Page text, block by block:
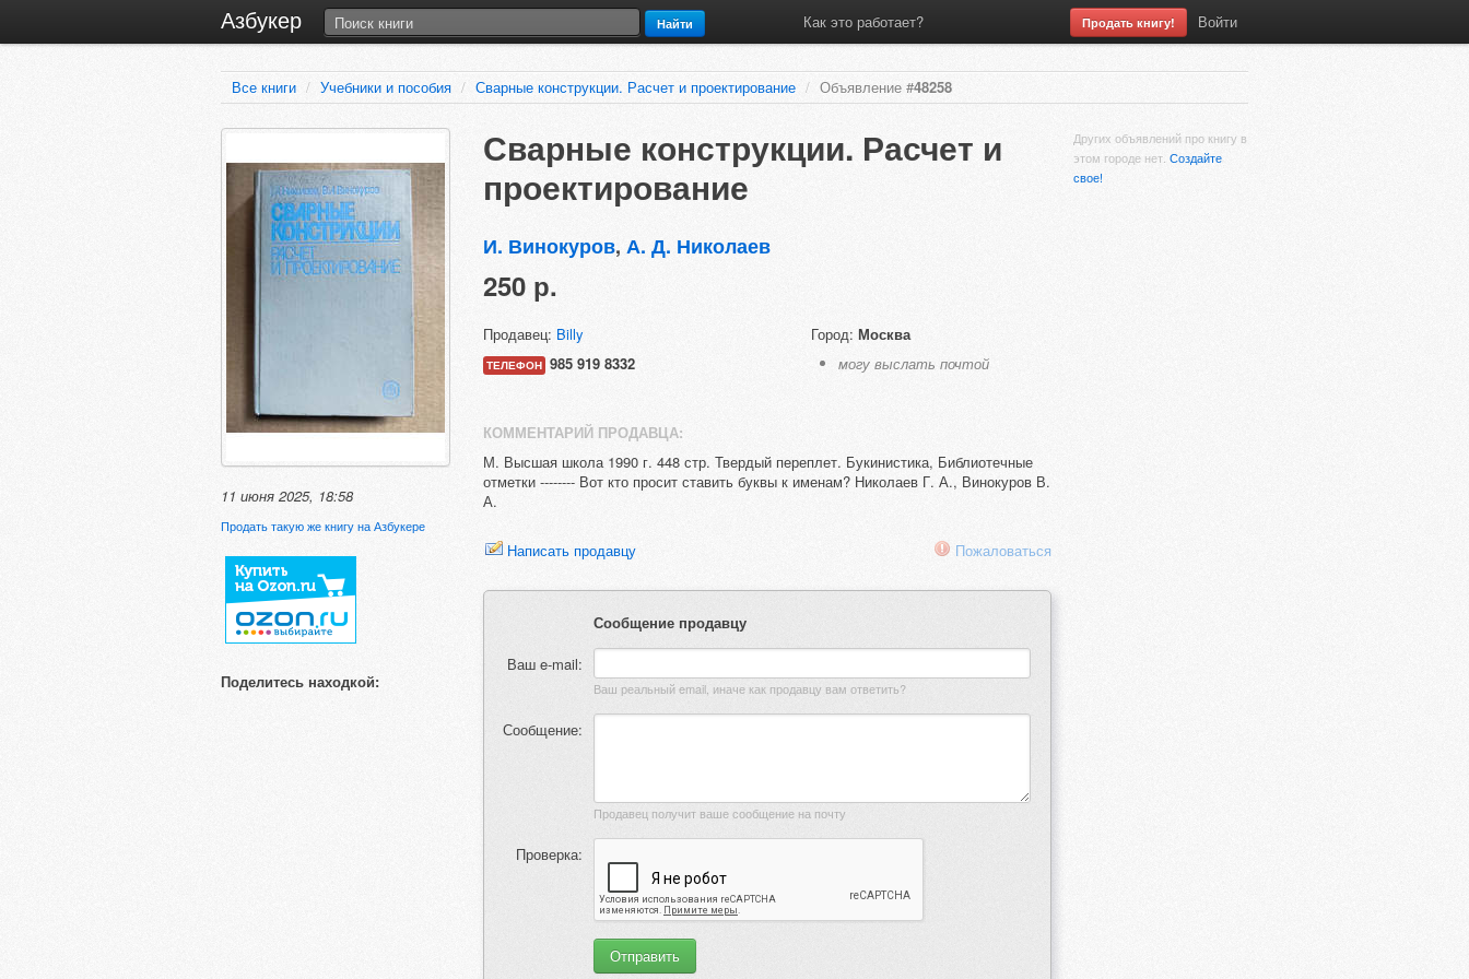
Азбукер Найти Как это работает? Продать книгу! Войти
Все книги / Учебники и пособия / Сварные конструкции. Расчет и проектирование / Объявление #48258
11 июня 2025, 18:58
Продать такую же книгу на Азбукере
Поделитесь находкой:
Сварные конструкции. Расчет и
проектирование
И. Винокуров, А. Д. Николаев
250 р.
Продавец: Billy
ТЕЛЕФОН 985 919 8332
Город: Москва
могу выслать почтой
КОММЕНТАРИЙ ПРОДАВЦА:
М. Высшая школа 1990 г. 448 стр. Твердый переплет. Букинистика, Библиотечные
отметки -------- Вот кто просит ставить буквы к именам? Николаев Г. А., Винокуров В.
А.
Написать продавцу Пожаловаться
Сообщение продавцу
Ваш e-mail:
Ваш реальный email, иначе как продавцу вам ответить?
Сообщение:
Продавец получит ваше сообщение на почту
Проверка:
Других объявлений про книгу в
этом городе нет. Создайте
свое!